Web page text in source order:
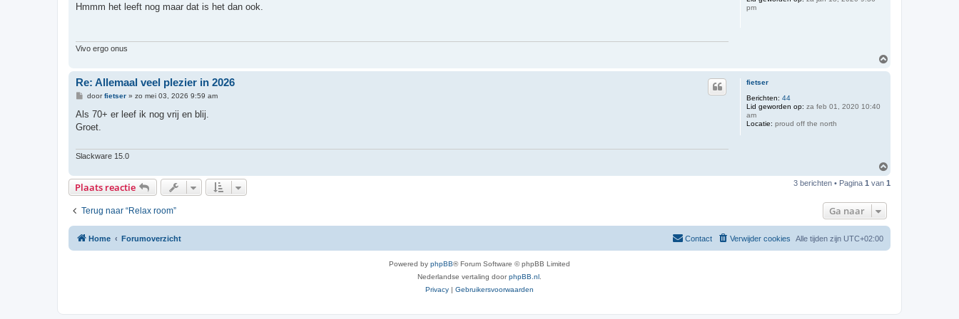
pm
r
Hmmm het leeft nog maar dat is het dan ook.
Vivo ergo onus
fietser
Berichten: 44
Lid geworden op: za feb 01, 2020 10:40
am
Locatie: proud off the north
Re: Allemaal veel plezier in 2026
B
r
c
doorfietser» zo mei 03, 2026 9:59 am
Als 70+ er leef ik nog vrij en blij.
Groet.
Slackware 15.0
h
Plaats reactie 3 berichten • Pagina 1 van 1
Terug naar “Relax room” Ga naar
Home Forumoverzicht Alle tijden zijn UTC+02:00
Verwijder cookies
Contact
Powered by phpBB® Forum Software © phpBB Limited
Nederlandse vertaling doorphpBB.nl
Privacy | Gebruikersvoorwaarden